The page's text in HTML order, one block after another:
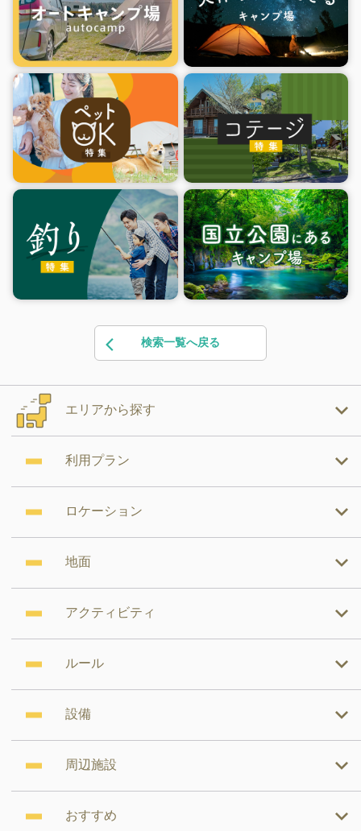
検索一覧へ戻る
エリアから探す
利用プラン
ロケーション
地面
アクティビティ
ルール
設備
周辺施設
おすすめ